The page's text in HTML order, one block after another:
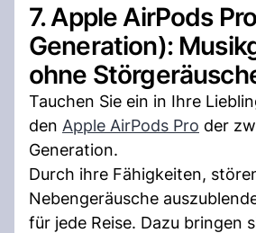
7. Apple AirPods
Generation):
ohne
Tauchen Sie ein in Ihre
den Apple AirPods Pro der
Generation.
Durch ihre Fähigkeiten,
Nebengeräusche
für jede Reise. Dazu bringen